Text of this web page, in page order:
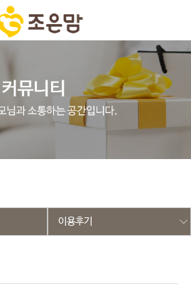
g5_write_m05_04 where wr_is_comment
10-25 22:06:54' and wr_id <> '2636'
1 asdasf
이용후기